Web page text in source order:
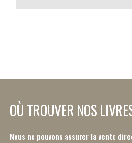
OÙ TROUVER NOS
Nous ne pouvons assurer la vente